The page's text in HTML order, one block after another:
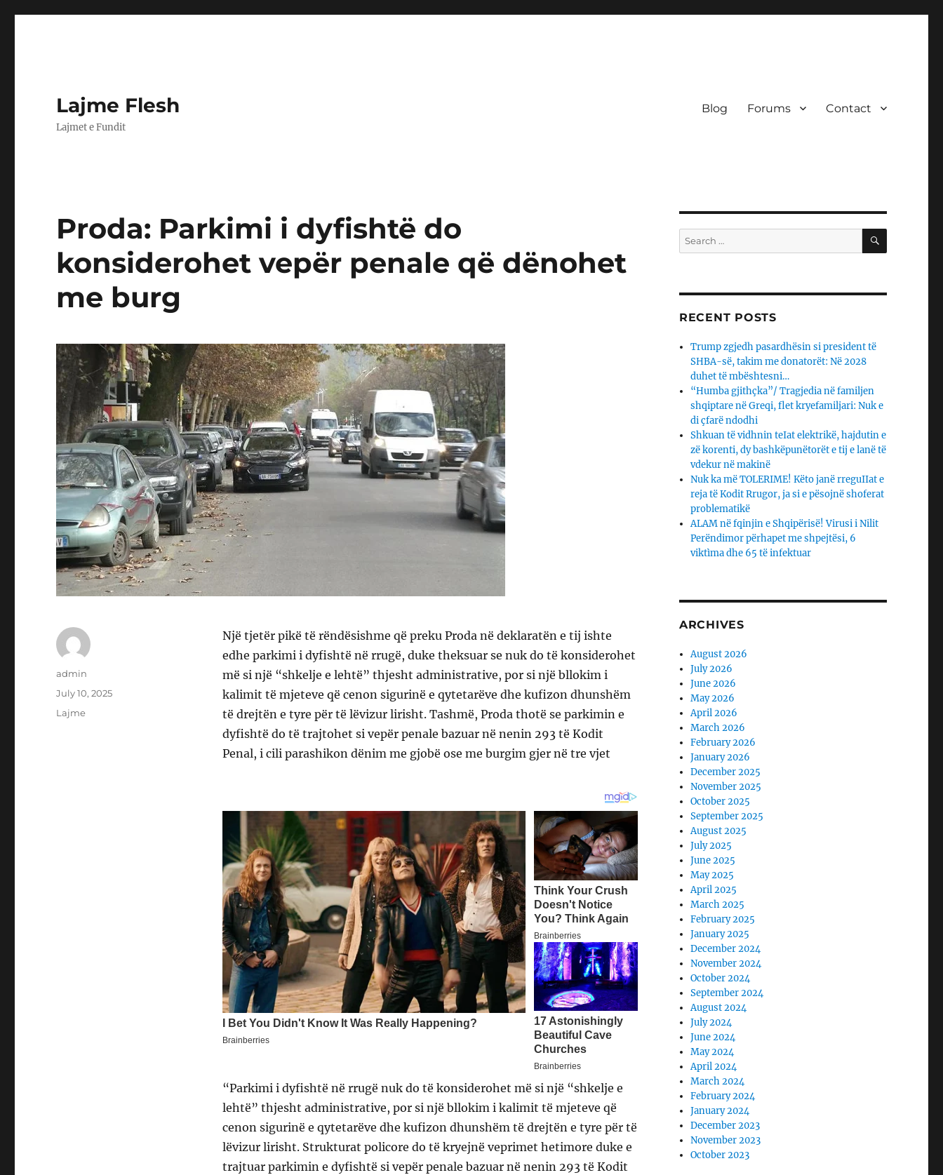
Lajme Flesh
Lajmet e Fundit
Blog Forums Contact
Proda: Parkimi i dyfishtë do
konsiderohet vepër penale që dënohet
me burg
Një tjetër pikë të rëndësishme që preku Proda në deklaratën e tij ishte
edhe parkimi i dyfishtë në rrugë, duke theksuar se nuk do të konsiderohet
më si një “shkelje e lehtë” thjesht administrative, por si një bllokim i
kalimit të mjeteve që cenon sigurinë e qytetarëve dhe kufizon dhunshëm
të drejtën e tyre për të lëvizur lirisht. Tashmë, Proda thotë se parkimin e
dyfishtë do të trajtohet si vepër penale bazuar në nenin 293 të Kodit
Penal, i cili parashikon dënim me gjobë ose me burgim gjer në tre vjet
“Parkimi i dyfishtë në rrugë nuk do të konsiderohet më si një “shkelje e
lehtë” thjesht administrative, por si një bllokim i kalimit të mjeteve që
cenon sigurinë e qytetarëve dhe kufizon dhunshëm të drejtën e tyre për të
lëvizur lirisht. Strukturat policore do të kryejnë veprimet hetimore duke e
trajtuar parkimin e dyfishtë si vepër penale bazuar në nenin 293 të Kodit
Author
admin
Posted
July 10, 2025
Categories
Lajme
Search
for:
SEARCH
RECENT POSTS
Trump zgjedh pasardhësin si president të
SHBA-së, takim me donatorët: Në 2028
duhet të mbështesni…
“Humba gjithçka”/ Tragjedia në familjen
shqiptare në Greqi, flet kryefamiljari: Nuk e
di çfarë ndodhi
Shkuan të vidhnin teIat elektrikë, hajdutin e
zë korenti, dy bashkëpunëtorët e tij e lanë të
vdekur në makinë
Nuk ka më TOLERIME! Këto janë rreguIIat e
reja të Kodit Rrugor, ja si e pësojnë shoferat
problematikë
ALAM në fqinjin e Shqipërisë! Virusi i Nilit
Perëndimor përhapet me shpejtësi, 6
viktìma dhe 65 të infektuar
ARCHIVES
August 2026
July 2026
June 2026
May 2026
April 2026
March 2026
February 2026
January 2026
December 2025
November 2025
October 2025
September 2025
August 2025
July 2025
June 2025
May 2025
April 2025
March 2025
February 2025
January 2025
December 2024
November 2024
October 2024
September 2024
August 2024
July 2024
June 2024
May 2024
April 2024
March 2024
February 2024
January 2024
December 2023
November 2023
October 2023